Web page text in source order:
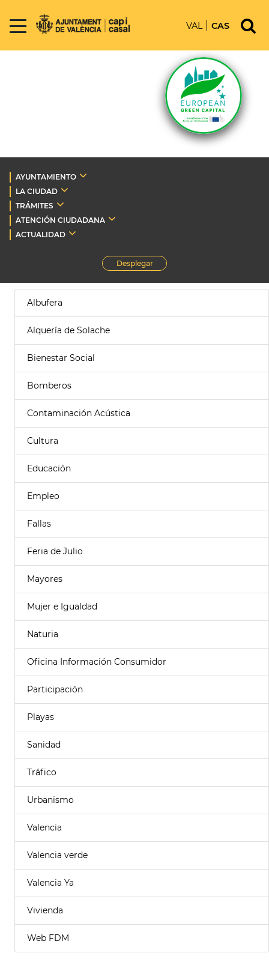
VAL CAS
AYUNTAMIENTO
LA CIUDAD
TRÁMITES
ATENCIÓN CIUDADANA
ACTUALIDAD
Desplegar
Albufera
Alquería de Solache
Bienestar Social
Bomberos
Contaminación Acústica
Cultura
Educación
Empleo
Fallas
Feria de Julio
Mayores
Mujer e Igualdad
Naturia
Oficina Información Consumidor
Participación
Playas
Sanidad
Tráfico
Urbanismo
Valencia
Valencia verde
Valencia Ya
Vivienda
Web FDM